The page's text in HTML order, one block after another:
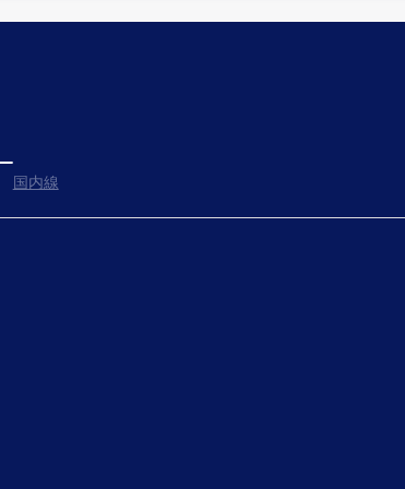
出発までゆっくり過ごす
国内線